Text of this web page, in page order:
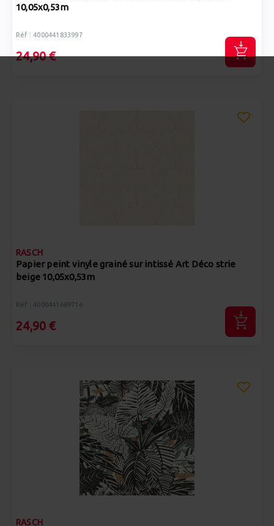
10,05x0,53m
Réf : 4000441833997
24,90 €
RASCH
Papier peint vinyle grainé sur intissé Art Déco strie
beige 10,05x0,53m
Réf : 4000441689716
24,90 €
RASCH